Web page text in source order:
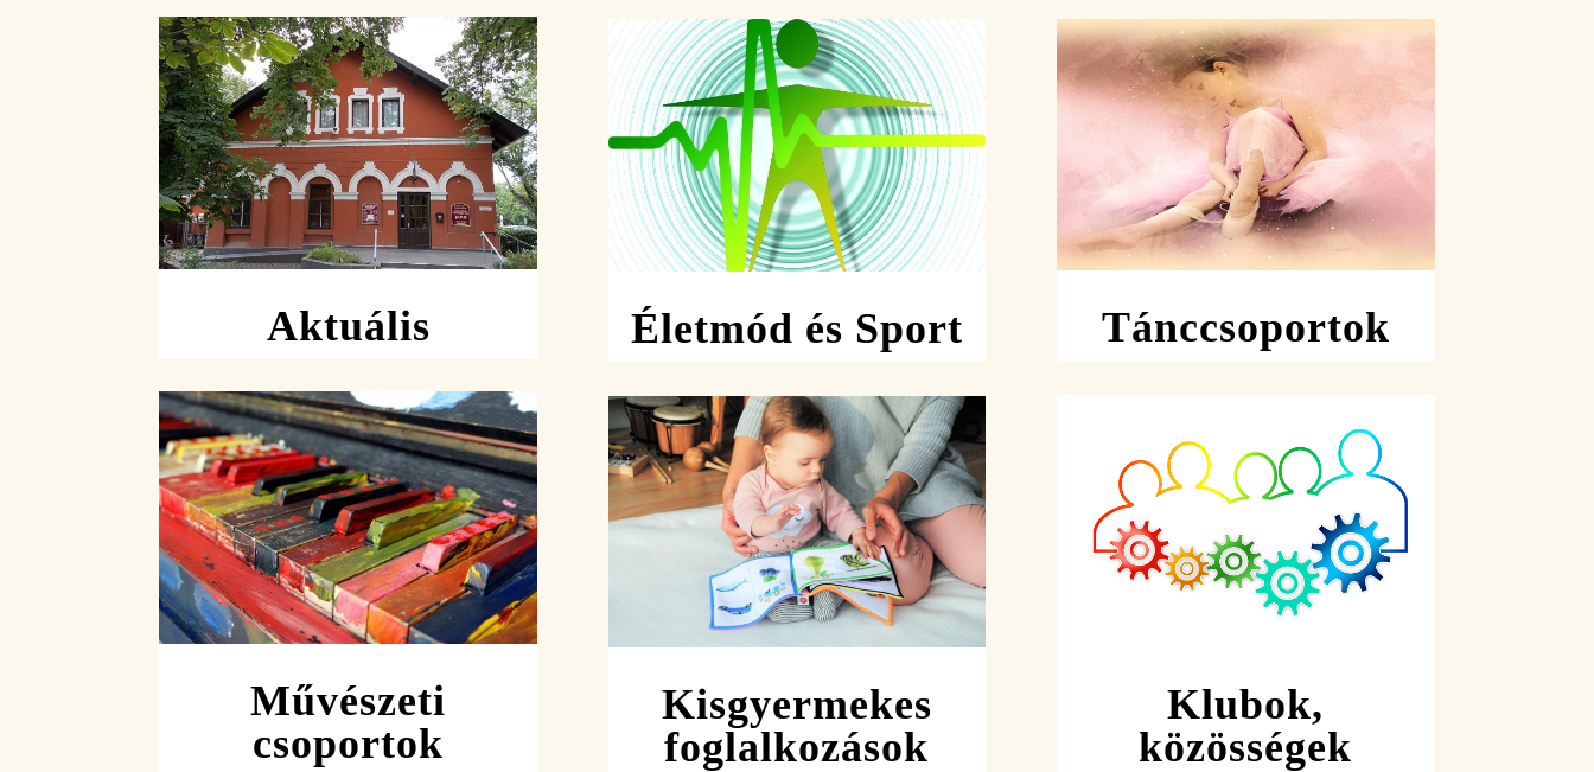
Aktuális
Művészeti
csoportok
Életmód és Sport
Kisgyermekes
foglalkozások
Tánccsoportok
Klubok,
közösségek